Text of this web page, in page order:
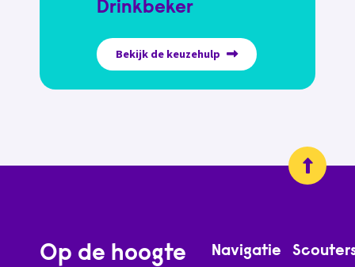
Drinkbeker
Bekijk de keuzehulp
Op de hoogte
Navigatie